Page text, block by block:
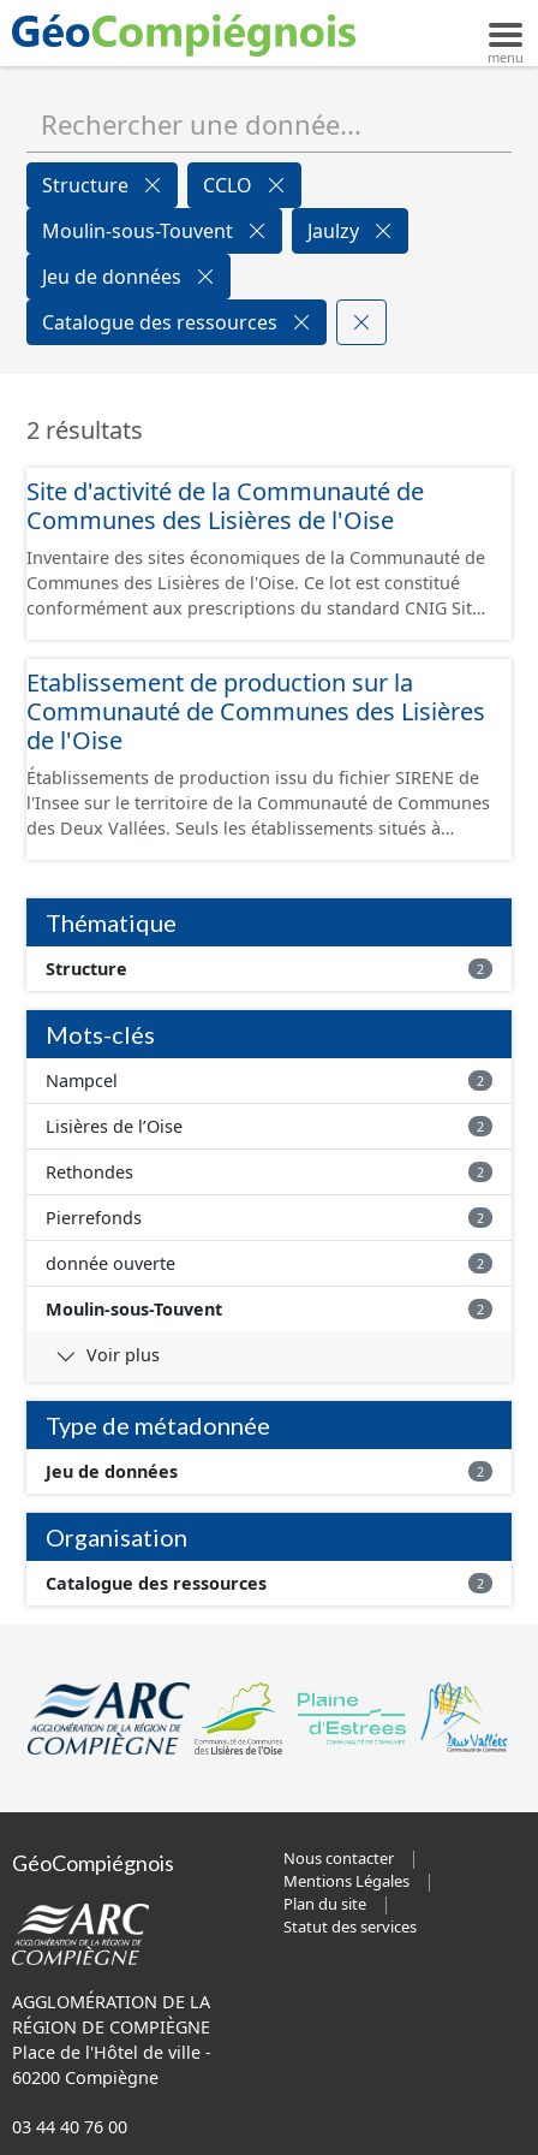
Structure
CCLO
Moulin-sous-Touvent
Jaulzy
Jeu de données
Catalogue des ressources
2 résultats
Site d'activité de la Communauté de
Communes des Lisières de l'Oise
Inventaire des sites économiques de la Communauté de
Communes des Lisières de l'Oise. Ce lot est constitué
conformément aux prescriptions du standard CNIG Sites
Etablissement de production sur la
Communauté de Communes des Lisières
de l'Oise
Établissements de production issu du fichier SIRENE de
l'Insee sur le territoire de la Communauté de Communes
des Deux Vallées. Seuls les établissements situés à
conformément aux prescriptions du standard CNIG Sites
Économiques. Ce lot ne contient pas la référence aux
terrains à vocation économique à ce jour. Il est filtré au-
delà des prescriptions du CNIG se limitant aux SCI.
Thématique
Structure 2
Mots-clés
Nampcel 2
Lisières de l’Oise 2
Rethondes 2
Pierrefonds 2
donnée ouverte 2
Moulin-sous-Touvent 2
Voir plus
Type de métadonnée
Jeu de données 2
Organisation
Catalogue des ressources 2
GéoCompiégnois
AGGLOMÉRATION DE LA
RÉGION DE COMPIÈGNE
Place de l'Hôtel de ville -
60200 Compiègne
03 44 40 76 00
Nous contacter
Mentions Légales
Plan du site
Statut des services